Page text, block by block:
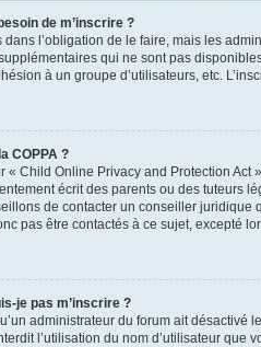
de m’inscrire ?
dans l’obligation de le faire, mais les
qui ne sont pas
à un groupe d’utilisateurs, etc.
COPPA ?
« Child Online Privacy and Protection
écrit des parents ou des tuteurs
de contacter un conseiller juridique
pas être contactés à ce sujet, excepté
je pas m’inscrire ?
administrateur du forum ait désactivé
l’utilisation du nom d’utilisateur que